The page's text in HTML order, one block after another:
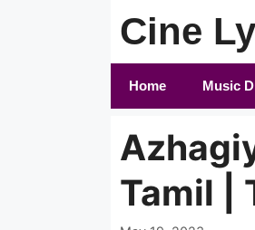
Cine
Home Music
Tamil |